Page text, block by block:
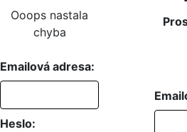
Ooops nastala
chyba
Emailová adresa:
Heslo: